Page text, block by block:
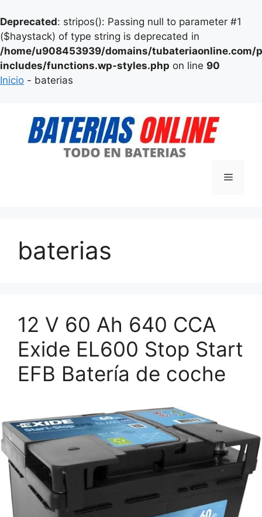
Deprecated: stripos(): Passing null to parameter #1
($haystack) of type string is deprecated in
/home/u908453939/domains/tubateriaonline.com/
includes/functions.wp-styles.php on line 90
Inicio - baterias
contenido
Menú
baterias
12 V 60 Ah 640 CCA
Exide EL600 Stop Start
EFB Batería de coche